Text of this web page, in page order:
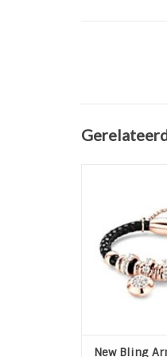
beads en
TOEVOEGEN
New Bling